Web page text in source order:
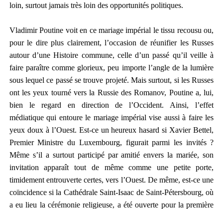
loin, surtout jamais très loin des opportunités politiques.
Vladimir Poutine voit en ce mariage impérial le tissu recousu ou,
pour le dire plus clairement, l’occasion de réunifier les Russes
autour d’une Histoire commune, celle d’un passé qu’il veille à
faire paraître comme glorieux, peu importe l’angle de la lumière
sous lequel ce passé se trouve projeté. Mais surtout, si les Russes
ont les yeux tourné vers la Russie des Romanov, Poutine a, lui,
bien le regard en direction de l’Occident. Ainsi, l’effet
médiatique qui entoure le mariage impérial vise aussi à faire les
yeux doux à l’Ouest. Est-ce un heureux hasard si Xavier Bettel,
Premier Ministre du Luxembourg, figurait parmi les invités ?
Même s’il a surtout participé par amitié envers la mariée, son
invitation apparaît tout de même comme une petite porte,
timidement entrouverte certes, vers l’Ouest. De même, est-ce une
coïncidence si la Cathédrale Saint-Isaac de Saint-Pétersbourg, où
a eu lieu la cérémonie religieuse, a été ouverte pour la première